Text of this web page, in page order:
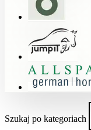
Szukaj po kategoriach